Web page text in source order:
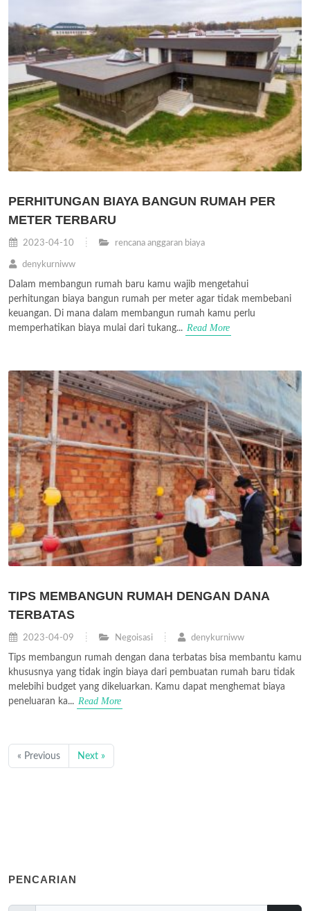
PERHITUNGAN BIAYA BANGUN RUMAH PER
METER TERBARU
2023-04-10 rencana anggaran biaya
denykurniww
Dalam membangun rumah baru kamu wajib mengetahui
perhitungan biaya bangun rumah per meter agar tidak membebani
keuangan. Di mana dalam membangun rumah kamu perlu
memperhatikan biaya mulai dari tukang... Read More
TIPS MEMBANGUN RUMAH DENGAN DANA
TERBATAS
2023-04-09 Negoisasi denykurniww
Tips membangun rumah dengan dana terbatas bisa membantu kamu
khususnya yang tidak ingin biaya dari pembuatan rumah baru tidak
melebihi budget yang dikeluarkan. Kamu dapat menghemat biaya
peneluaran ka... Read More
« Previous Next »
PENCARIAN